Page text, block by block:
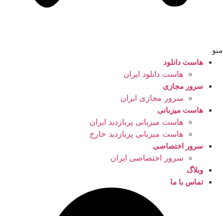
منو
هاست دانلود
هاست دانلود ایران
سرور مجازی
سرور مجازی ایران
هاست میزبانی
هاست میزبانی پربازدید ایران
هاست میزبانی پربازدید خارج
سرور اختصاصی
سرور اختصاصی ایران
وبلاگ
تماس با ما